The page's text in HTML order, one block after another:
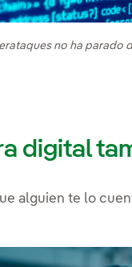
no ha parado
digital
alguien te lo